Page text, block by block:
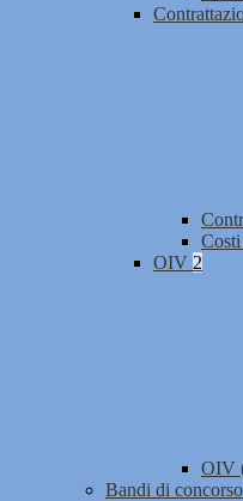
OIV 2
OIV
Bandi di concorso